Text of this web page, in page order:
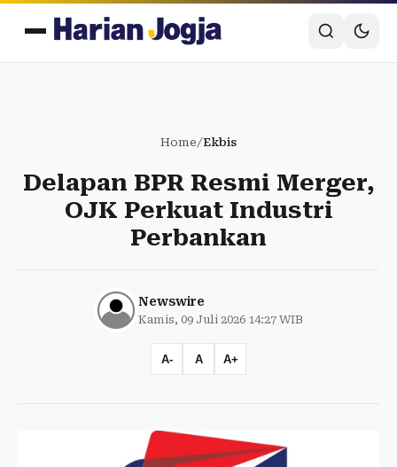
Home/Ekbis
Delapan BPR Resmi Merger,
OJK Perkuat Industri
Perbankan
Newswire
Kamis, 09 Juli 2026 14:27 WIB
A- A A+